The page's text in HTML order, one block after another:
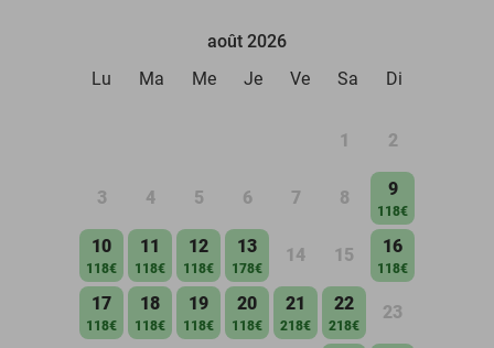
août 2026
Lu
Ma Me Je Ve Sa Di
1 2
3 4 5 6 7 8 9
118€
10
118€
11
118€
12
118€
13
178€
14 15 16
118€
17
118€
18
118€
19
118€
20
118€
21
218€
22
218€
23